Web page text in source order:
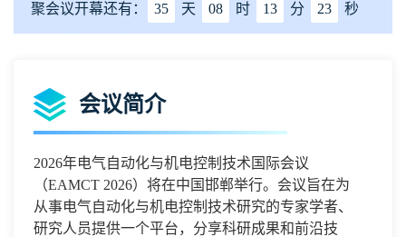
聚会议开幕还有： 35 天 08 时 13 分 22 秒
会议简介
2026年电气自动化与机电控制技术国际会议
（EAMCT 2026）将在中国邯郸举行。会议旨在为
从事电气自动化与机电控制技术研究的专家学者、
研究人员提供一个平台，分享科研成果和前沿技